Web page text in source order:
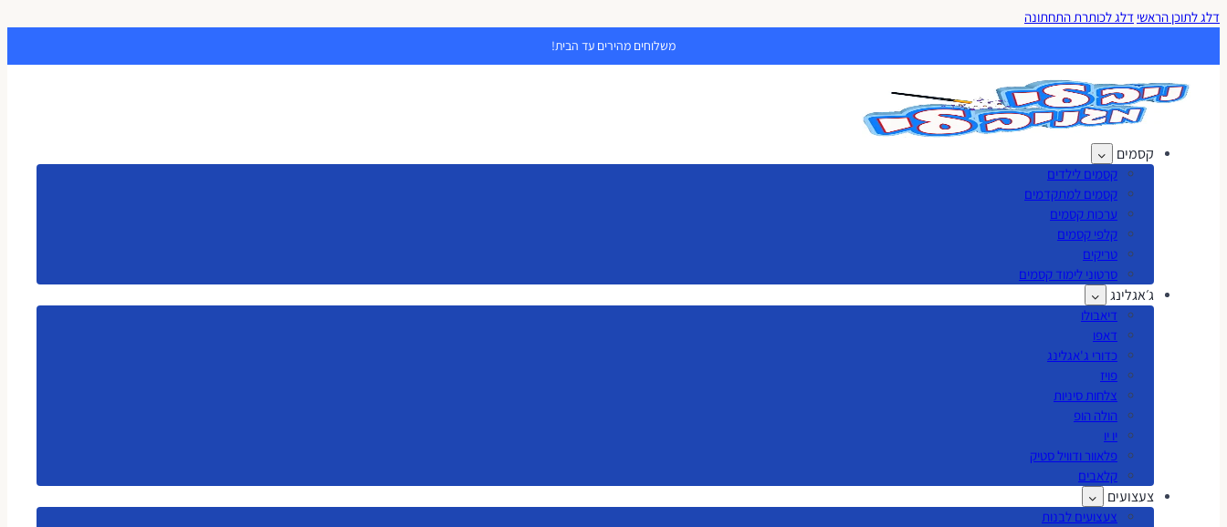
דלג לתוכן הראשי דלג לכותרת התחתונה
משלוחים מהירים עד הבית!
קסמים
קסמים לילדים
קסמים למתקדמים
ערכות קסמים
קלפי קסמים
טריקים
סרטוני לימוד קסמים
ג׳אגלינג
דיאבולו
דאפו
כדורי ג'אגלינג
פויז
צלחות סיניות
הולה הופ
יו יו
פלאוור ודוויל סטיק
קלאבים
צעצועים
צעצועים לבנות